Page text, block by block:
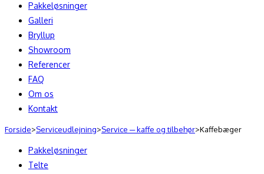
Pakkeløsninger
Galleri
Bryllup
Showroom
Referencer
FAQ
Om os
Kontakt
Forside>Serviceudlejning>Service ─ kaffe og tilbehør>Kaffebæger
Pakkeløsninger
Telte